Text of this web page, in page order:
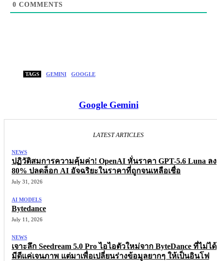
0 COMMENTS
TAGS GEMINI GOOGLE
Google Gemini
LATEST ARTICLES
NEWS
ปฏิวัติสมการความคุ้มค่า! OpenAI หั่นราคา GPT-5.6 Luna ลง
80% ปลดล็อก AI อัจฉริยะในราคาที่ถูกจนเหลือเชื่อ
July 31, 2026
AI MODELS
Bytedance
July 11, 2026
NEWS
เจาะลึก Seedream 5.0 Pro ไอไอตัวใหม่จาก ByteDance ที่ไม่ได้
มีดีแค่เจนภาพ แต่มาเพื่อเปลี่ยนร่างข้อมูลยากๆ ให้เป็นอินโฟ